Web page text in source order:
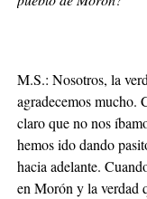
M.S.: Nosotros, la
agradecemos mucho.
claro que no nos
hemos ido dando
hacia adelante.
en Morón y la verdad